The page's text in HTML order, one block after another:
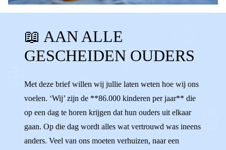
WAT DE F@#CK?! KANT KIEZEN
VERLIEFD VERHUIZEN
GESCHEIDEN OUDERS BOODSCHAPPER
NEGATIEF PRATEN ONAARDIG
MISSEN VERDRIET NEGEREN
HOUDEN VAN RUZIE
📖 AAN ALLE
GESCHEIDEN OUDERS
Met deze brief willen wij jullie laten weten hoe wij ons
voelen. ‘Wij’ zijn de **86.000 kinderen per jaar** die
op een dag te horen krijgen dat hun ouders uit elkaar
gaan. Op die dag wordt alles wat vertrouwd was ineens
anders. Veel van ons moeten verhuizen, naar een